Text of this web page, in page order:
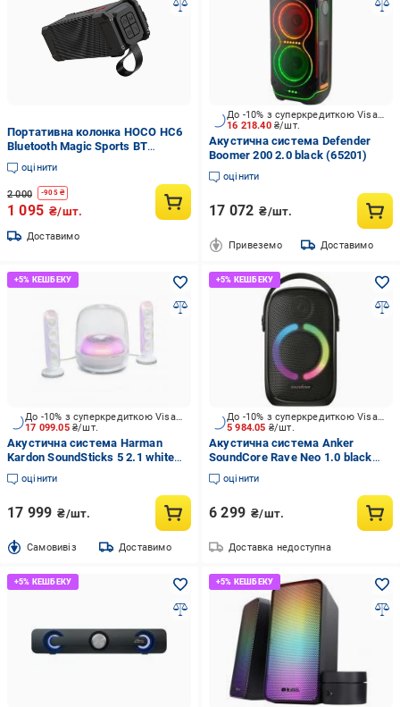
Портативна колонка HOCO HC6
Bluetooth Magic Sports BT
Speaker Black (000045)
оцінити
2 000 -905₴
1 095 ₴/шт.
Доставимо
16 218.40 ₴/шт.
До -10% з суперкредиткою Visa Вигода
Акустична система Defender
Boomer 200 2.0 black (65201)
оцінити
17 072 ₴/шт.
Привеземо Доставимо
17 099.05 ₴/шт.
До -10% з суперкредиткою Visa Вигода
Акустична система Harman
Kardon SoundSticks 5 2.1 white
(HKSOUNDSTK5WEP)
оцінити
17 999 ₴/шт.
Cамовивіз Доставимо
5 984.05 ₴/шт.
До -10% з суперкредиткою Visa Вигода
Акустична система Anker
SoundСore Rave Neo 1.0 black
(A3395G11)
оцінити
6 299 ₴/шт.
Доставка недоступна